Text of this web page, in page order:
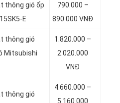
thông gió ốp
E
790.000 –
890.000 VNĐ
thông gió
Mitsubishi
1.820.000 –
2.020.000
VNĐ
thông gió
4.660.000 –
5.160.000